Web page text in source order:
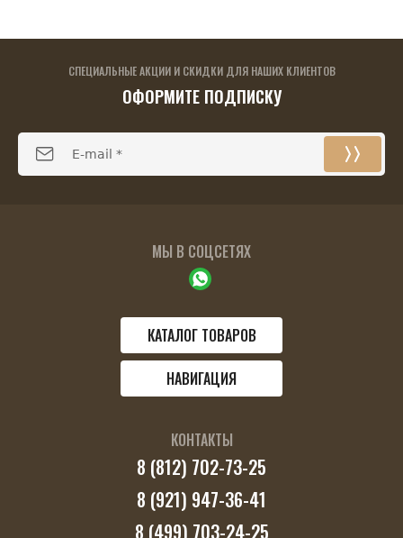
СПЕЦИАЛЬНЫЕ АКЦИИ И СКИДКИ ДЛЯ НАШИХ КЛИЕНТОВ
ОФОРМИТЕ ПОДПИСКУ
МЫ В СОЦСЕТЯХ
КАТАЛОГ ТОВАРОВ
НАВИГАЦИЯ
КОНТАКТЫ
8 (812) 702-73-25
8 (921) 947-36-41
8 (499) 703-24-25